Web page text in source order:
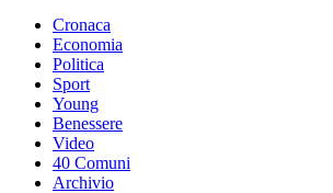
Cronaca
Economia
Politica
Sport
Young
Benessere
Video
40 Comuni
Archivio